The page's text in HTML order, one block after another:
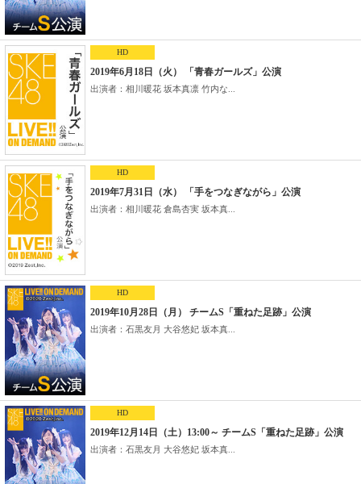
HD
2019年6月18日（火） 「青春ガールズ」公演
出演者：相川暖花 坂本真凛 竹内な...
HD
2019年7月31日（水） 「手をつなぎながら」公演
出演者：相川暖花 倉島杏実 坂本真...
HD
2019年10月28日（月） チームS「重ねた足跡」公演
出演者：石黒友月 大谷悠妃 坂本真...
HD
2019年12月14日（土）13:00～ チームS「重ねた足跡」公演
出演者：石黒友月 大谷悠妃 坂本真...